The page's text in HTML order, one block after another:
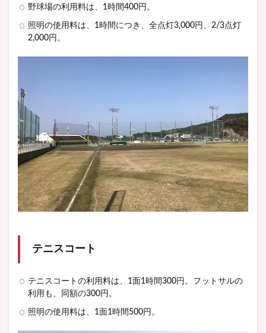
野球場の利用料は、1時間400円。
照明の使用料は、1時間につき、全点灯3,000円、2/3点灯
2,000円。
テニスコート
テニスコートの利用料は、1面1時間300円。フットサルの
利用も、同額の300円。
照明の使用料は、1面1時間500円。